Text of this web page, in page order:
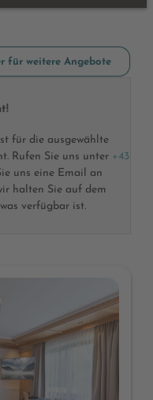
für weitere Angebote
für die ausgewählte
Rufen Sie uns unter +43
uns eine Email an
halten Sie auf dem
verfügbar ist.